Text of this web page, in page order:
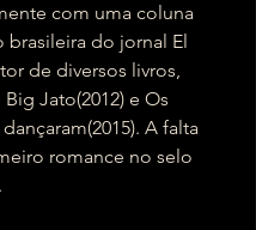
com uma coluna
brasileira do jornal El
de diversos livros,
Jato(2012) e Os
A falta
romance no selo